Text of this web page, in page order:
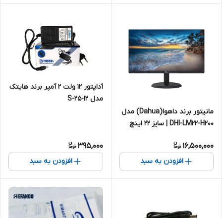
مانیتور برند داهوا(Dahua) مدل
DHI-LM22-H200 | سایز 22 اینچ
16,500,000
افزودن به سبد
آداپتور 12 ولت 2 آمپر برند هایتک
مدل S-25-12
395,000
افزودن به سبد